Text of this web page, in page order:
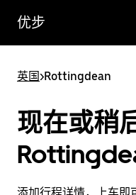
优步
英国>Rottingdean
现在或稍